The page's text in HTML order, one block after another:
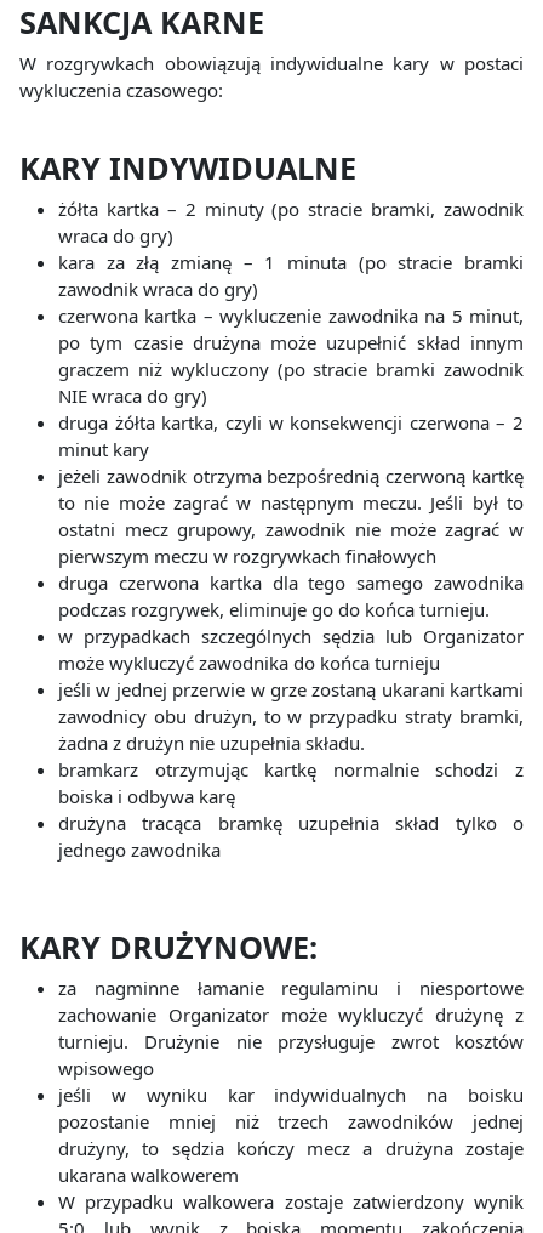
SANKCJA KARNE
W rozgrywkach obowiązują indywidualne kary w postaci
wykluczenia czasowego:
KARY INDYWIDUALNE
żółta kartka – 2 minuty (po stracie bramki, zawodnik
wraca do gry)
kara za złą zmianę – 1 minuta (po stracie bramki
zawodnik wraca do gry)
czerwona kartka – wykluczenie zawodnika na 5 minut,
po tym czasie drużyna może uzupełnić skład innym
graczem niż wykluczony (po stracie bramki zawodnik
NIE wraca do gry)
druga żółta kartka, czyli w konsekwencji czerwona – 2
minut kary
jeżeli zawodnik otrzyma bezpośrednią czerwoną kartkę
to nie może zagrać w następnym meczu. Jeśli był to
ostatni mecz grupowy, zawodnik nie może zagrać w
pierwszym meczu w rozgrywkach finałowych
druga czerwona kartka dla tego samego zawodnika
podczas rozgrywek, eliminuje go do końca turnieju.
w przypadkach szczególnych sędzia lub Organizator
może wykluczyć zawodnika do końca turnieju
jeśli w jednej przerwie w grze zostaną ukarani kartkami
zawodnicy obu drużyn, to w przypadku straty bramki,
żadna z drużyn nie uzupełnia składu.
bramkarz otrzymując kartkę normalnie schodzi z
boiska i odbywa karę
drużyna tracąca bramkę uzupełnia skład tylko o
jednego zawodnika
KARY DRUŻYNOWE:
za nagminne łamanie regulaminu i niesportowe
zachowanie Organizator może wykluczyć drużynę z
turnieju. Drużynie nie przysługuje zwrot kosztów
wpisowego
jeśli w wyniku kar indywidualnych na boisku
pozostanie mniej niż trzech zawodników jednej
drużyny, to sędzia kończy mecz a drużyna zostaje
ukarana walkowerem
W przypadku walkowera zostaje zatwierdzony wynik
5:0 lub wynik z boiska momentu zakończenia